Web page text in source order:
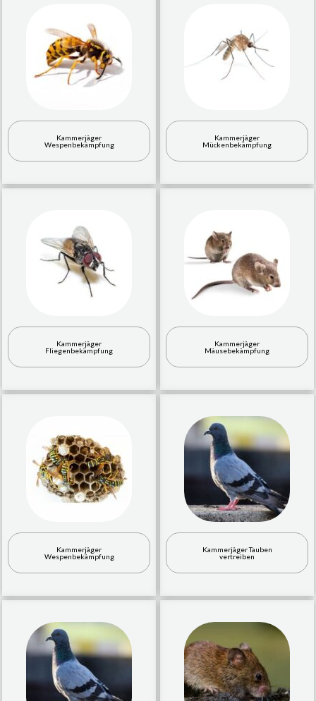
Kammerjäger
Wespenbekämpfung
Kammerjäger
Mückenbekämpfung
Kammerjäger
Fliegenbekämpfung
Kammerjäger
Mäusebekämpfung
Kammerjäger
Wespenbekämpfung
Kammerjäger Tauben
vertreiben